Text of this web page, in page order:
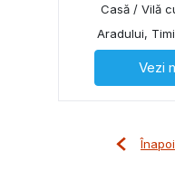
Casă / Vilă
Aradului,
Vezi